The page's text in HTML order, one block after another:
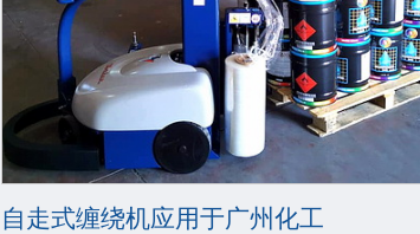
自走式缠绕机应用于广州化工